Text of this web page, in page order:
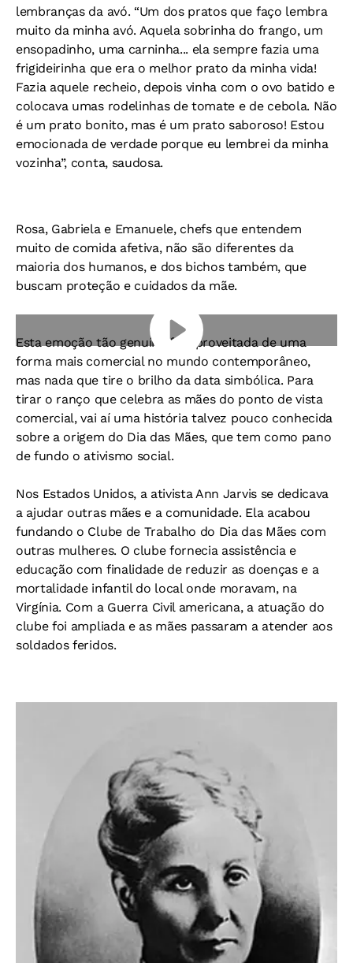
lembranças da avó. “Um dos pratos que faço lembra
muito da minha avó. Aquela sobrinha do frango, um
ensopadinho, uma carninha... ela sempre fazia uma
frigideirinha que era o melhor prato da minha vida!
Fazia aquele recheio, depois vinha com o ovo batido e
colocava umas rodelinhas de tomate e de cebola. Não
é um prato bonito, mas é um prato saboroso! Estou
emocionada de verdade porque eu lembrei da minha
vozinha”, conta, saudosa.
Rosa, Gabriela e Emanuele, chefs que entendem
muito de comida afetiva, não são diferentes da
maioria dos humanos, e dos bichos também, que
buscam proteção e cuidados da mãe.
Esta emoção tão genuína foi aproveitada de uma
forma mais comercial no mundo contemporâneo,
mas nada que tire o brilho da data simbólica. Para
tirar o ranço que celebra as mães do ponto de vista
comercial, vai aí uma história talvez pouco conhecida
sobre a origem do Dia das Mães, que tem como pano
de fundo o ativismo social.
Nos Estados Unidos, a ativista Ann Jarvis se dedicava
a ajudar outras mães e a comunidade. Ela acabou
fundando o Clube de Trabalho do Dia das Mães com
outras mulheres. O clube fornecia assistência e
educação com finalidade de reduzir as doenças e a
mortalidade infantil do local onde moravam, na
Virgínia. Com a Guerra Civil americana, a atuação do
clube foi ampliada e as mães passaram a atender aos
soldados feridos.